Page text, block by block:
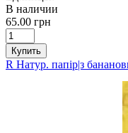
В наличии
65.00 грн
Купить
R Натур. папір|з